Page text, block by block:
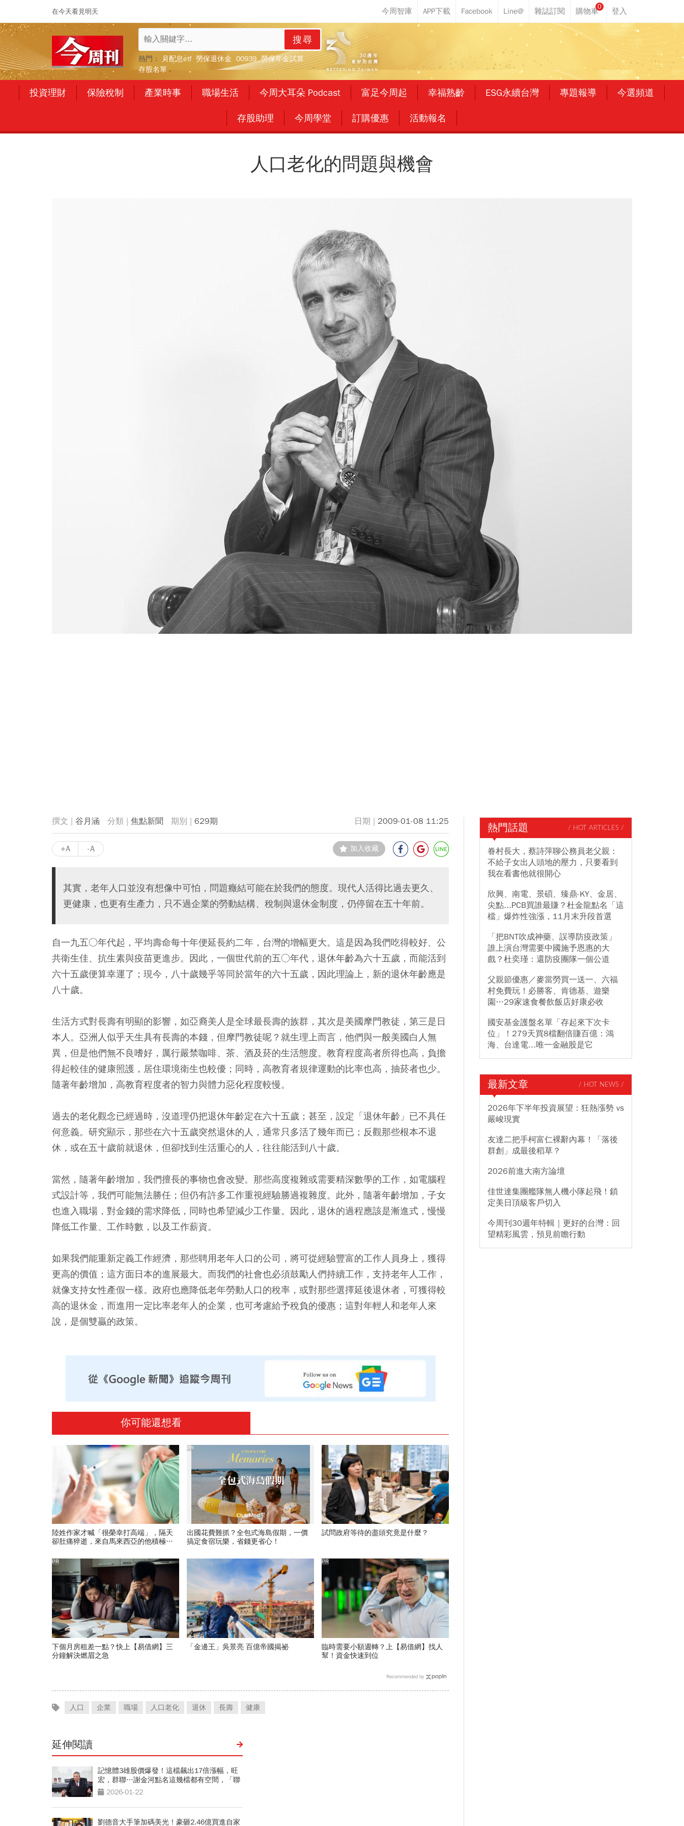
在今天看見明天
0
搜尋
熱門： 月配息etf 勞保退休金 00939 勞保年金試算
存股名單
投資理財 保險稅制 產業時事 職場生活 今周大耳朵 Podcast 富足今周起 幸福熟齡 ESG永續台灣 專題報導 今選頻道
存股助理 今周學堂 訂購優惠 活動報名
人口老化的問題與機會
谷月涵 焦點新聞 629期 2009-01-08 11:25
+A -A 加入收藏
其實，老年人口並沒有想像中可怕，問題癥結可能在於我們的態度。現代人活得比過去更久、
更健康，也更有生產力，只不過企業的勞動結構、稅制與退休金制度，仍停留在五十年前。
自一九五○年代起，平均壽命每十年便延長約二年，台灣的增幅更大。這是因為我們吃得較好、公
共衛生佳、抗生素與疫苗更進步。因此，一個世代前的五○年代，退休年齡為六十五歲，而能活到
六十五歲便算幸運了；現今，八十歲幾乎等同於當年的六十五歲，因此理論上，新的退休年齡應是
八十歲。
生活方式對長壽有明顯的影響，如亞裔美人是全球最長壽的族群，其次是美國摩門教徒，第三是日
本人。亞洲人似乎天生具有長壽的本錢，但摩門教徒呢？就生理上而言，他們與一般美國白人無
異，但是他們無不良嗜好，厲行嚴禁咖啡、茶、酒及菸的生活態度。教育程度高者所得也高，負擔
得起較佳的健康照護，居住環境衛生也較優；同時，高教育者規律運動的比率也高，抽菸者也少。
隨著年齡增加，高教育程度者的智力與體力惡化程度較慢。
過去的老化觀念已經過時，沒道理仍把退休年齡定在六十五歲；甚至，設定「退休年齡」已不具任
何意義。研究顯示，那些在六十五歲突然退休的人，通常只多活了幾年而已；反觀那些根本不退
休，或在五十歲前就退休，但卻找到生活重心的人，往往能活到八十歲。
當然，隨著年齡增加，我們擅長的事物也會改變。那些高度複雜或需要精深數學的工作，如電腦程
式設計等，我們可能無法勝任；但仍有許多工作重視經驗勝過複雜度。此外，隨著年齡增加，子女
也進入職場，對金錢的需求降低，同時也希望減少工作量。因此，退休的過程應該是漸進式，慢慢
降低工作量、工作時數，以及工作薪資。
如果我們能重新定義工作經濟，那些聘用老年人口的公司，將可從經驗豐富的工作人員身上，獲得
更高的價值；這方面日本的進展最大。而我們的社會也必須鼓勵人們持續工作，支持老年人工作，
就像支持女性產假一樣。政府也應降低老年勞動人口的稅率，或對那些選擇延後退休者，可獲得較
高的退休金，而進用一定比率老年人的企業，也可考慮給予稅負的優惠；這對年輕人和老年人來
說，是個雙贏的政策。
你可能還想看
陸姓作家才喊「很榮幸打高端」，隔天
卻肚痛猝逝，來自馬來西亞的他積極參
出國花費難抓？全包式海島假期，一價
搞定食宿玩樂，省錢更省心！
PR
試問政府等待的盡頭究竟是什麼？
下個月房租差一點？快上【易借網】三
分鐘解決燃眉之急
PR
「金邊王」吳景亮 百億帝國揭祕
臨時需要小額週轉？上【易借網】找人
幫！資金快速到位
PR
Recommended by
人口 企業 職場 人口老化 退休 長壽 健康
延伸閱讀
記憶體3雄股價爆發！這檔飆出17倍漲幅，旺
宏，群聯…謝金河點名這幾檔都有空間，「聯
電也被喚醒」
2026-01-22
劉德音大手筆加碼美光！豪砸2.46億買進自家
熱門話題 / HOT ARTICLES /
眷村長大，蔡詩萍聊公務員老父親：
不給子女出人頭地的壓力，只要看到
我在看書他就很開心
欣興、南電、景碩、臻鼎-KY、金居、
尖點...PCB買誰最賺？杜金龍點名「這
檔」爆炸性強漲，11月末升段首選
「把BNT吹成神藥、誤導防疫政策」
誰上演台灣需要中國施予恩惠的大
戲？杜奕瑾：還防疫團隊一個公道
父親節優惠／麥當勞買一送一、六福
村免費玩！必勝客、肯德基、遊樂
園…29家速食餐飲飯店好康必收
國安基金護盤名單「存起來下次卡
位」！279天買8檔翻倍賺百億：鴻
海、台達電...唯一金融股是它
最新文章 / HOT NEWS /
2026年下半年投資展望：狂熱漲勢 vs
嚴峻現實
友達二把手柯富仁裸辭內幕！「落後
群創」成最後稻草？
2026前進大南方論壇
佳世達集團艦隊無人機小隊起飛！鎖
定美日頂級客戶切入
今周刊30週年特輯｜更好的台灣：回
望精彩風雲，預見前瞻行動